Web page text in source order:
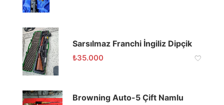
Sarsılmaz Franchi İngiliz Dipçik
₺35.000
Browning Auto-5 Çift Namlu